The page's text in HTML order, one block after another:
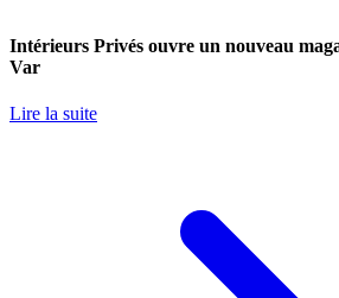
Intérieurs Privés ouvre un nouveau
Var
Lire la suite